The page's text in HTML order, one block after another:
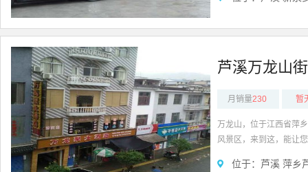
芦溪万龙山
月销量230 暂
万龙山，位于江西省萍
风景区，来到这，能让
位于：芦溪 萍乡